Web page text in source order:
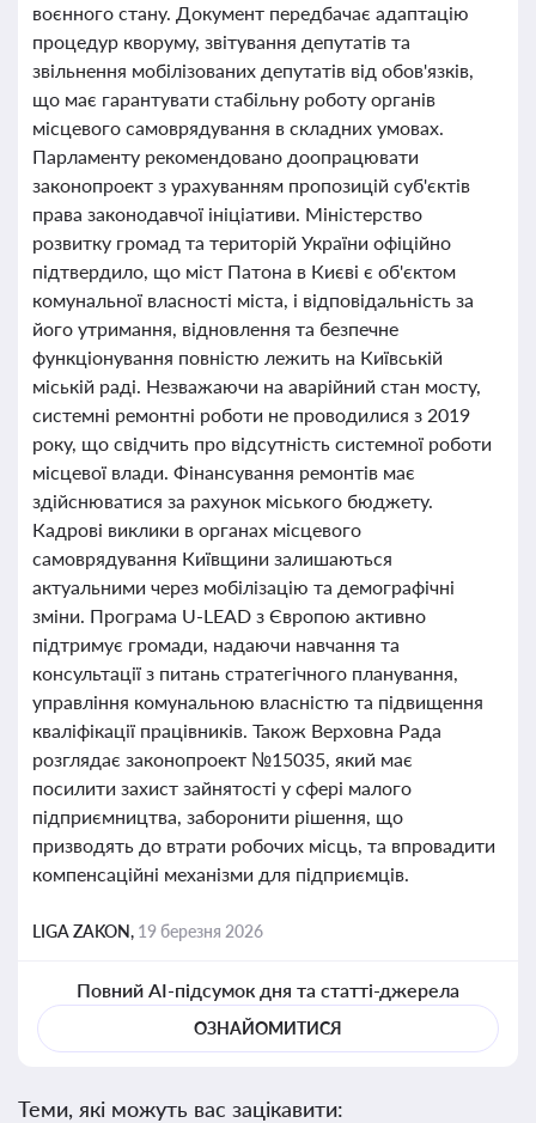
воєнного стану. Документ передбачає адаптацію
процедур кворуму, звітування депутатів та
звільнення мобілізованих депутатів від обов'язків,
що має гарантувати стабільну роботу органів
місцевого самоврядування в складних умовах.
Парламенту рекомендовано доопрацювати
законопроект з урахуванням пропозицій суб'єктів
права законодавчої ініціативи. Міністерство
розвитку громад та територій України офіційно
підтвердило, що міст Патона в Києві є об'єктом
комунальної власності міста, і відповідальність за
його утримання, відновлення та безпечне
функціонування повністю лежить на Київській
міській раді. Незважаючи на аварійний стан мосту,
системні ремонтні роботи не проводилися з 2019
року, що свідчить про відсутність системної роботи
місцевої влади. Фінансування ремонтів має
здійснюватися за рахунок міського бюджету.
Кадрові виклики в органах місцевого
самоврядування Київщини залишаються
актуальними через мобілізацію та демографічні
зміни. Програма U-LEAD з Європою активно
підтримує громади, надаючи навчання та
консультації з питань стратегічного планування,
управління комунальною власністю та підвищення
кваліфікації працівників. Також Верховна Рада
розглядає законопроект №15035, який має
посилити захист зайнятості у сфері малого
підприємництва, заборонити рішення, що
призводять до втрати робочих місць, та впровадити
компенсаційні механізми для підприємців.
LIGA ZAKON, 19 березня 2026
Повний AI-підсумок дня та статті-джерела
ОЗНАЙОМИТИСЯ
Теми, які можуть вас зацікавити: